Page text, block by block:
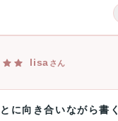
lisa さん
に向き合いながら書